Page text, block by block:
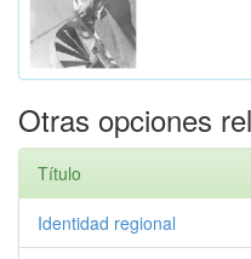
Otras opciones
Título
Identidad regional